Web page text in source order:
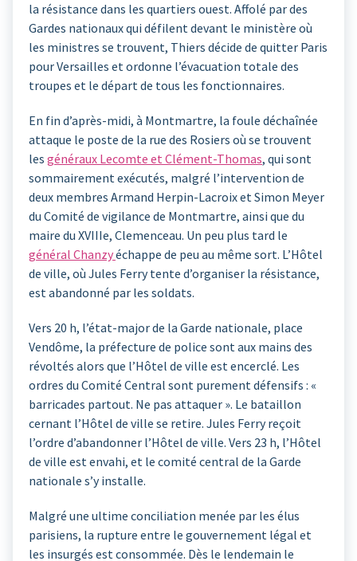
la résistance dans les quartiers ouest. Affolé par des
Gardes nationaux qui défilent devant le ministère où
les ministres se trouvent, Thiers décide de quitter Paris
pour Versailles et ordonne l’évacuation totale des
troupes et le départ de tous les fonctionnaires.
En fin d’après-midi, à Montmartre, la foule déchaînée
attaque le poste de la rue des Rosiers où se trouvent
les généraux Lecomte et Clément-Thomas, qui sont
sommairement exécutés, malgré l’intervention de
deux membres Armand Herpin-Lacroix et Simon Meyer
du Comité de vigilance de Montmartre, ainsi que du
maire du XVIIIe, Clemenceau. Un peu plus tard le
général Chanzyéchappe de peu au même sort. L’Hôtel
de ville, où Jules Ferry tente d’organiser la résistance,
est abandonné par les soldats.
Vers 20 h, l’état-major de la Garde nationale, place
Vendôme, la préfecture de police sont aux mains des
révoltés alors que l’Hôtel de ville est encerclé. Les
ordres du Comité Central sont purement défensifs : «
barricades partout. Ne pas attaquer ». Le bataillon
cernant l’Hôtel de ville se retire. Jules Ferry reçoit
l’ordre d’abandonner l’Hôtel de ville. Vers 23 h, l’Hôtel
de ville est envahi, et le comité central de la Garde
nationale s’y installe.
Malgré une ultime conciliation menée par les élus
parisiens, la rupture entre le gouvernement légal et
les insurgés est consommée. Dès le lendemain le